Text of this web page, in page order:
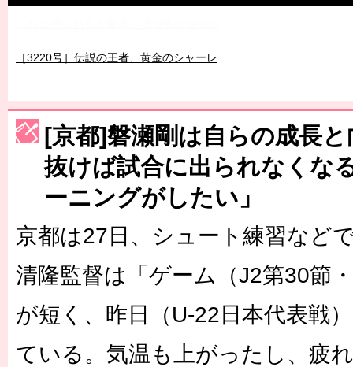
［3220号］伝説の王者、黄金のシャーレ
［3230号］世界一への夢は終わらない
［3223号］一丸。日本出陣
［3222号］史上最大のW杯開幕 注目は「個」
長谷川 アーリアジャスールさんがシンポジウム「気候変動から命
[京都]磐瀬剛は自らの成長
抜けば試合に出られなくな
ーニングがしたい」
京都は27日、シュート練習など
清隆監督は「ゲーム（J2第30節
が短く、昨日（U-22日本代表戦
ている。気温も上がったし、疲